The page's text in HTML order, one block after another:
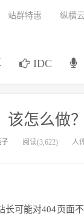
IDC
站群特惠 纵横
怎么做？
阅读(3,622) 人
长可能对404页面